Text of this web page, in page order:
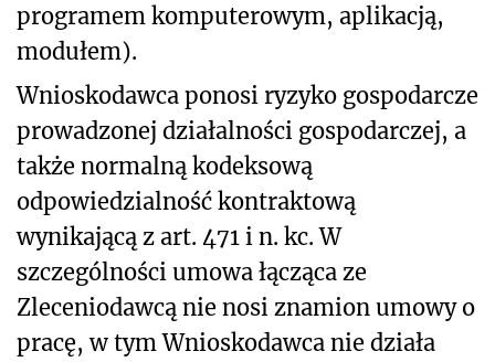
programem komputerowym, aplikacją,
modułem).
Wnioskodawca ponosi ryzyko gospodarcze
prowadzonej działalności gospodarczej, a
także normalną kodeksową
odpowiedzialność kontraktową
wynikającą z art. 471 i n. kc. W
szczególności umowa łącząca ze
Zleceniodawcą nie nosi znamion umowy o
pracę, w tym Wnioskodawca nie działa